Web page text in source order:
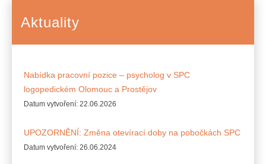
Aktuality
Nabídka pracovní pozice – psycholog v SPC
logopedickém Olomouc a Prostějov
Datum vytvoření: 22.06.2026
UPOZORNĚNÍ: Změna otevírací doby na pobočkách SPC
Datum vytvoření: 26.06.2024